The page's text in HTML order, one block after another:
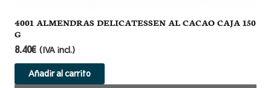
4001 ALMENDRAS DELICATESSEN AL CACAO CAJA 150
G
8.40€ (IVA incl.)
Añadir al carrito